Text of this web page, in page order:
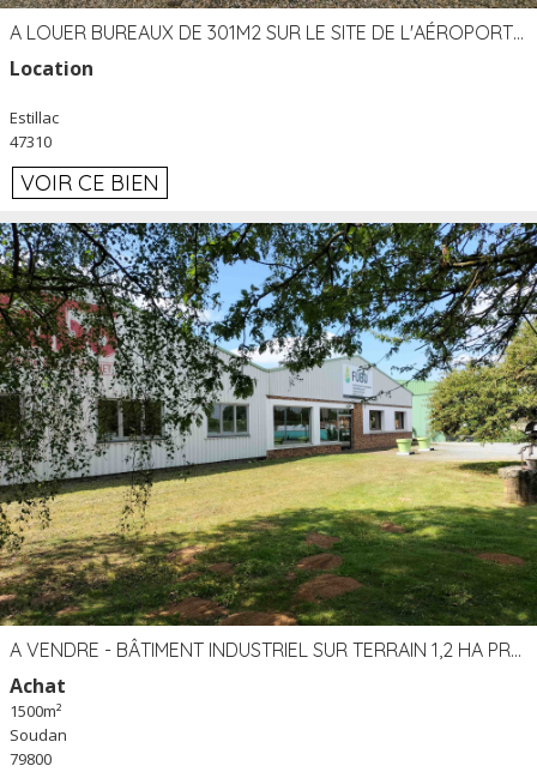
A LOUER BUREAUX DE 301M2 SUR LE SITE DE L'AÉROPORT AGEN LA GARENNE
Location
Estillac
47310
VOIR CE BIEN
A VENDRE - BÂTIMENT INDUSTRIEL SUR TERRAIN 1,2 HA PROCHE ÉCHANGEUR A10 - SOUDAN (79)
Achat
1500m²
Soudan
79800